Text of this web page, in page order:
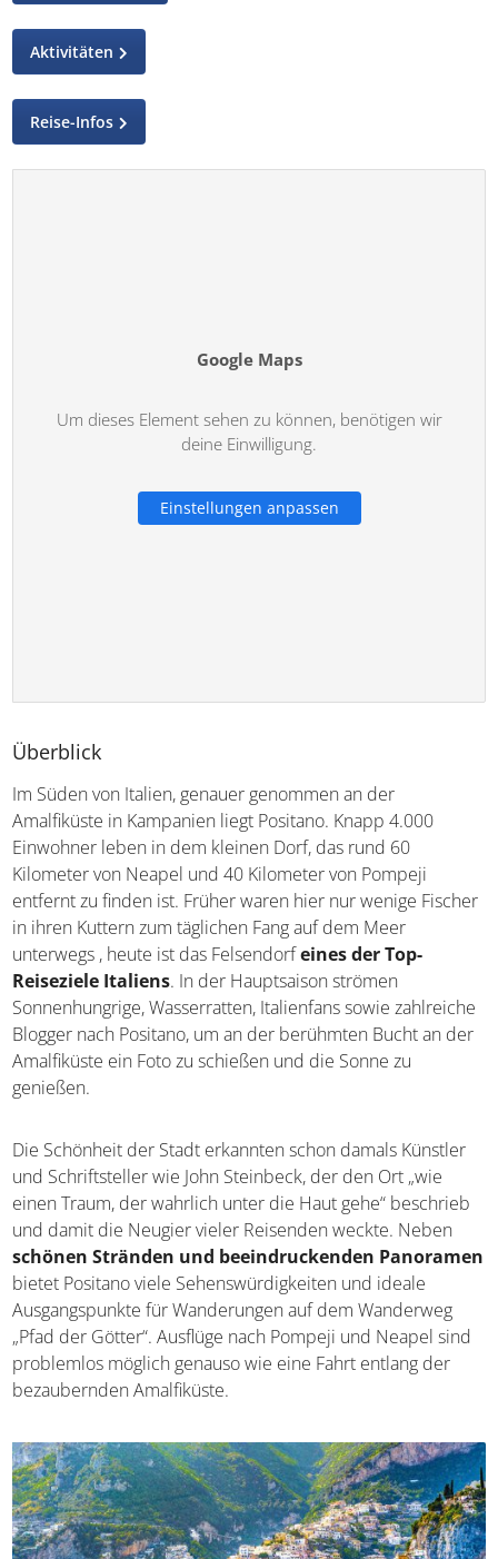
Aktivitäten
Reise-Infos
Google Maps
Um dieses Element sehen zu können, benötigen wir
deine Einwilligung.
Einstellungen anpassen
Überblick
Im Süden von Italien, genauer genommen an der
Amalfiküste in Kampanien liegt Positano. Knapp 4.000
Einwohner leben in dem kleinen Dorf, das rund 60
Kilometer von Neapel und 40 Kilometer von Pompeji
entfernt zu finden ist. Früher waren hier nur wenige Fischer
in ihren Kuttern zum täglichen Fang auf dem Meer
unterwegs , heute ist das Felsendorfeines der Top-
Reiseziele Italiens. In der Hauptsaison strömen
Sonnenhungrige, Wasserratten, Italienfans sowie zahlreiche
Blogger nach Positano, um an der berühmten Bucht an der
Amalfiküste ein Foto zu schießen und die Sonne zu
genießen.
Die Schönheit der Stadt erkannten schon damals Künstler
und Schriftsteller wie John Steinbeck, der den Ort „wie
einen Traum, der wahrlich unter die Haut gehe“ beschrieb
und damit die Neugier vieler Reisenden weckte. Neben
schönen Stränden und beeindruckenden Panoramen
bietet Positano viele Sehenswürdigkeiten und ideale
Ausgangspunkte für Wanderungen auf dem Wanderweg
„Pfad der Götter“. Ausflüge nach Pompeji und Neapel sind
problemlos möglich genauso wie eine Fahrt entlang der
bezaubernden Amalfiküste.